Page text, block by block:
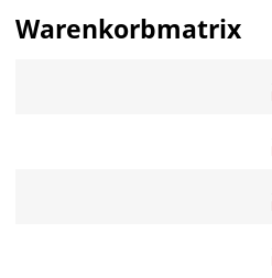
Warenkorbmatrix